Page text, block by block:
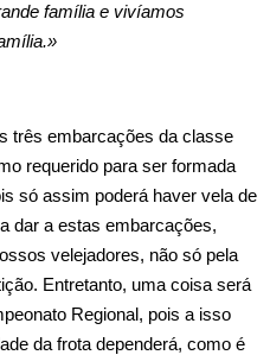
família e vivíamos
três embarcações da classe
requerido para ser formada
só assim poderá haver vela de
dar a estas embarcações,
velejadores, não só pela
Entretanto, uma coisa será
Regional, pois a isso
da frota dependerá, como é